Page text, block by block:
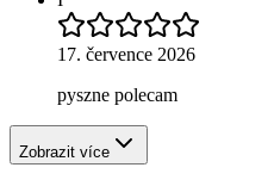
17. července 2026
pyszne polecam
Zobrazit více